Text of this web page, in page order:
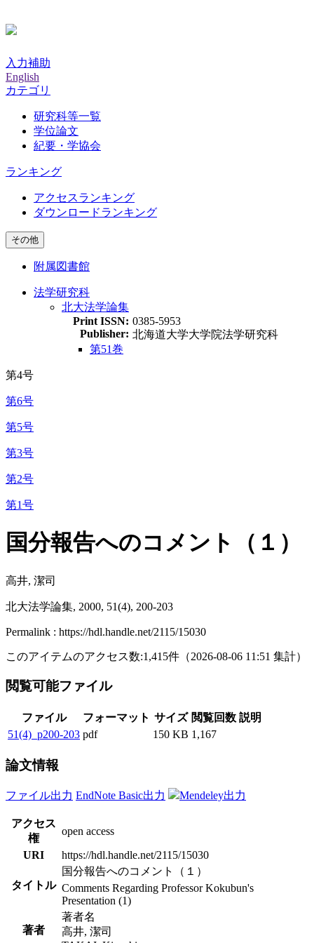
入力補助
English
カテゴリ
研究科等一覧
学位論文
紀要・学協会
ランキング
アクセスランキング
ダウンロードランキング
その他
附属図書館
法学研究科
北大法学論集
Print ISSN: 0385-5953
Publisher: 北海道大学大学院法学研究科
第51巻
第4号
第6号
第5号
第3号
第2号
第1号
国分報告へのコメント（１）
高井, 潔司
北大法学論集, 2000, 51(4), 200-203
Permalink : https://hdl.handle.net/2115/15030
このアイテムのアクセス数:1,415件 （2026-08-06 11:51 集計）
閲覧可能ファイル
ファイル フォーマット サイズ 閲覧回数 説明
51(4)_p200-203 pdf 150 KB 1,167
論文情報
ファイル出力 EndNote Basic出力 Mendeley出力
アクセス
権
open access
URI
https://hdl.handle.net/2115/15030
タイトル
国分報告へのコメント（１）
Comments Regarding Professor Kokubun's
Presentation (1)
著者
著者名
高井, 潔司